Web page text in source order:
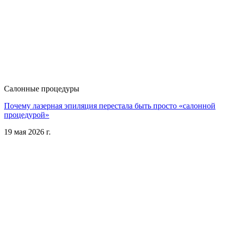
Салонные процедуры
Почему лазерная эпиляция перестала быть просто «салонной
процедурой»
19 мая 2026 г.